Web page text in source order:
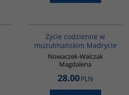
Życie codzienne w
muzułmańskim Madrycie
Nowaczek-Walczak
Magdalena
28.00PLN